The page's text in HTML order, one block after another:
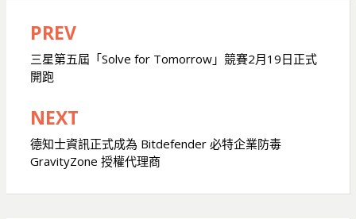
文
章
導
覽
PREV
三星第五屆「Solve for Tomorrow」競賽2月19日正式
開跑
NEXT
德知士資訊正式成為 Bitdefender 必特企業防毒
GravityZone 授權代理商